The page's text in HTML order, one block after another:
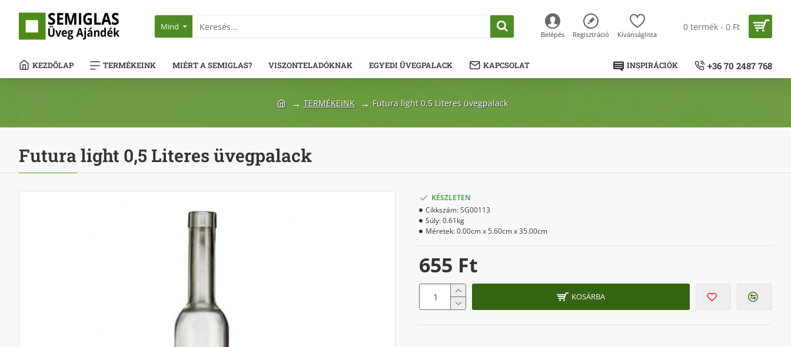
Mind
Belépés Regisztráció Kívánságlista
0 termék - 0 Ft
KEZDŐLAP TERMÉKEINK MIÉRT A SEMIGLAS? VISZONTELADÓKNAK EGYEDI ÜVEGPALACK KAPCSOLAT INSPIRÁCIÓK +36 70 2487 768
TERMÉKEINK Futura light 0,5 Literes üvegpalack
Futura light 0,5 Literes üvegpalack
KÉSZLETEN
Cikkszám:SG00113
Súly:0.61kg
Méretek:0.00cm x 5.60cm x 35.00cm
655 Ft
KOSÁRBA